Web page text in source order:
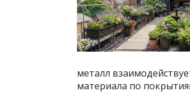
металл
материала по